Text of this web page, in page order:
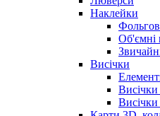
Наклейки
Об'ємні
Висічки
Висічки
Висічки